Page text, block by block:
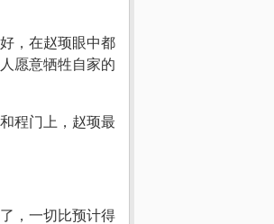
，在赵顼眼中都
愿意牺牲自家的
程门上，赵顼最
，一切比预计得